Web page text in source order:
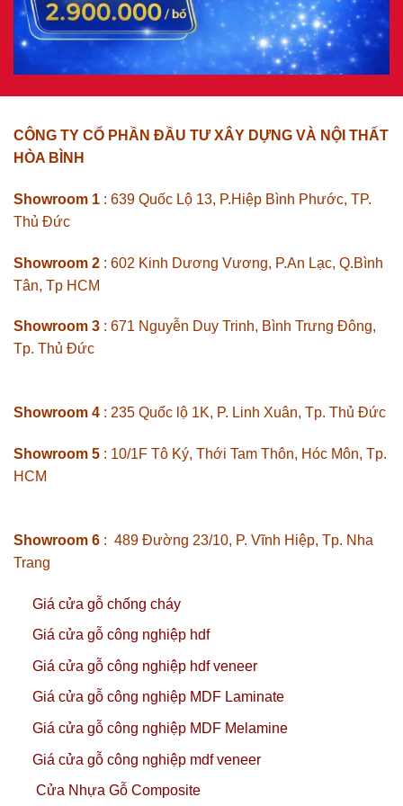
CÔNG TY CỔ PHẦN ĐẦU TƯ XÂY DỰNG VÀ NỘI THẤT
HÒA BÌNH
Showroom 1 : 639 Quốc Lộ 13, P.Hiệp Bình Phước, TP.
Thủ Đức
Showroom 2 : 602 Kinh Dương Vương, P.An Lạc, Q.Bình
Tân, Tp HCM
Showroom 3 : 671 Nguyễn Duy Trinh, Bình Trưng Đông,
Tp. Thủ Đức
Showroom 4 : 235 Quốc lộ 1K, P. Linh Xuân, Tp. Thủ Đức
Showroom 5 : 10/1F Tô Ký, Thới Tam Thôn, Hóc Môn, Tp.
HCM
Showroom 6 : 489 Đường 23/10, P. Vĩnh Hiệp, Tp. Nha
Trang
Giá cửa gỗ chống cháy
Giá cửa gỗ công nghiệp hdf
Giá cửa gỗ công nghiệp hdf veneer
Giá cửa gỗ công nghiệp MDF Laminate
Giá cửa gỗ công nghiệp MDF Melamine
Giá cửa gỗ công nghiệp mdf veneer
Cửa Nhựa Gỗ Composite